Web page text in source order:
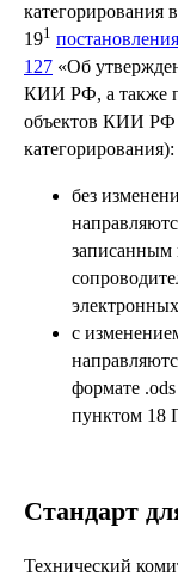
категорирования
191
127 «Об
КИИ РФ, а также
объектов КИИ РФ
категорирования):
без
с
формате
пунктом 18
Стандарт
Технический